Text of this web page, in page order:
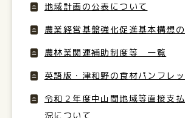
地域計画の公表について
農業経営基盤強化促進基本構想
農林業関連補助制度等 一覧
英語版・津和野の食材パンフレッ
令和２年度中山間地域等直接支
況について